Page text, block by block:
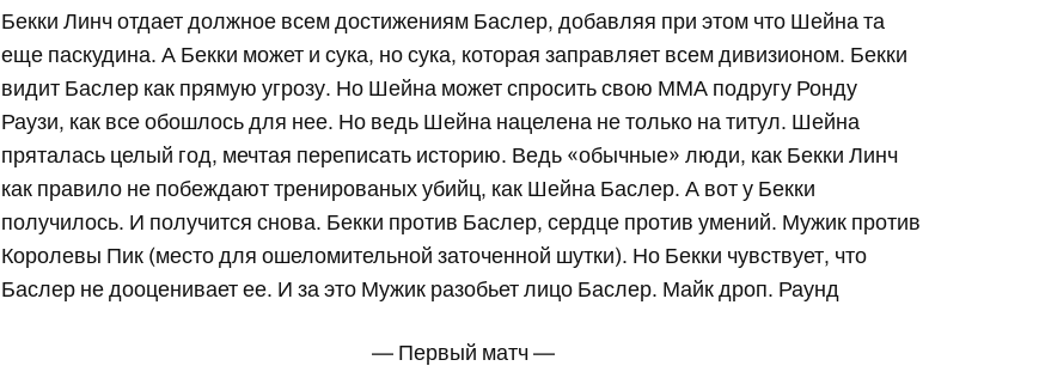
Бекки Линч отдает должное всем достижениям Баслер, добавляя при этом что Шейна та
еще паскудина. А Бекки может и сука, но сука, которая заправляет всем дивизионом. Бекки
видит Баслер как прямую угрозу. Но Шейна может спросить свою ММА подругу Ронду
Раузи, как все обошлось для нее. Но ведь Шейна нацелена не только на титул. Шейна
пряталась целый год, мечтая переписать историю. Ведь «обычные» люди, как Бекки Линч
как правило не побеждают тренированых убийц, как Шейна Баслер. А вот у Бекки
получилось. И получится снова. Бекки против Баслер, сердце против умений. Мужик против
Королевы Пик (место для ошеломительной заточенной шутки). Но Бекки чувствует, что
Баслер не дооценивает ее. И за это Мужик разобьет лицо Баслер. Майк дроп. Раунд
— Первый матч —